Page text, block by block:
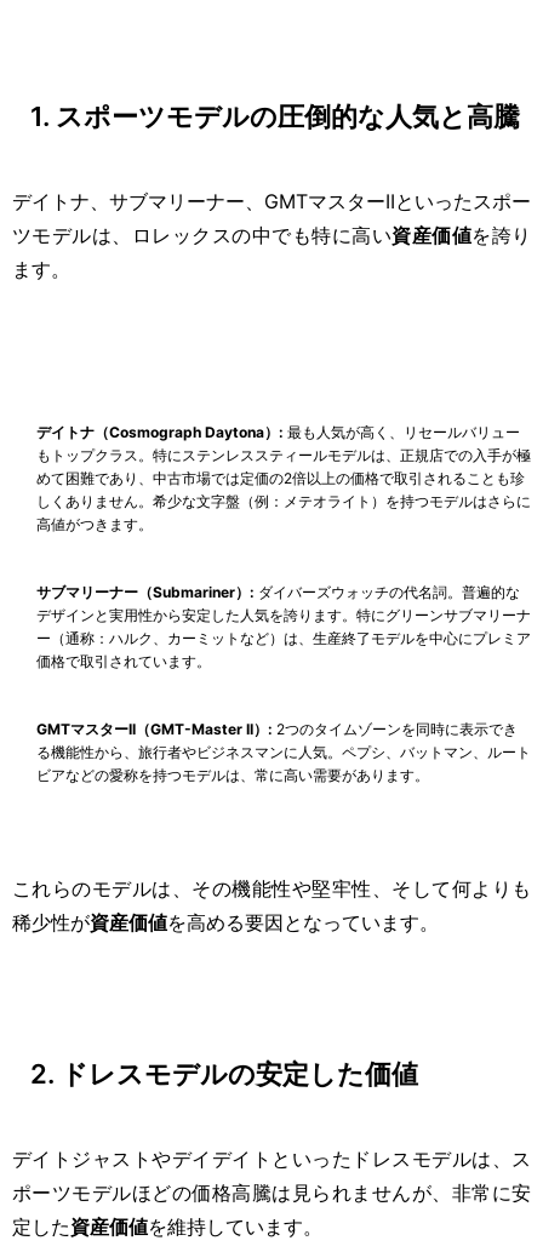
1. スポーツモデルの圧倒的な人気と高騰
デイトナ、サブマリーナー、GMTマスターIIといったスポー
ツモデルは、ロレックスの中でも特に高い資産価値を誇り
ます。
デイトナ（Cosmograph Daytona）: 最も人気が高く、リセールバリュー
もトップクラス。特にステンレススティールモデルは、正規店での入手が極
めて困難であり、中古市場では定価の2倍以上の価格で取引されることも珍
しくありません。希少な文字盤（例：メテオライト）を持つモデルはさらに
高値がつきます。
サブマリーナー（Submariner）: ダイバーズウォッチの代名詞。普遍的な
デザインと実用性から安定した人気を誇ります。特にグリーンサブマリーナ
ー（通称：ハルク、カーミットなど）は、生産終了モデルを中心にプレミア
価格で取引されています。
GMTマスターII（GMT-Master II）: 2つのタイムゾーンを同時に表示でき
る機能性から、旅行者やビジネスマンに人気。ペプシ、バットマン、ルート
ビアなどの愛称を持つモデルは、常に高い需要があります。
これらのモデルは、その機能性や堅牢性、そして何よりも
稀少性が資産価値を高める要因となっています。
2. ドレスモデルの安定した価値
デイトジャストやデイデイトといったドレスモデルは、ス
ポーツモデルほどの価格高騰は見られませんが、非常に安
定した資産価値を維持しています。